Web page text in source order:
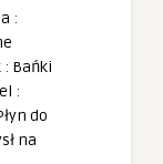
:
: Bańki
:
do
na